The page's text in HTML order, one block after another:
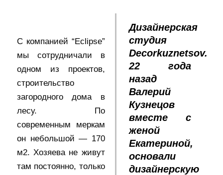
Дизайнерская
студия
Decorkuznetsov.
22 года
назад
Валерий
Кузнецов
вместе с
женой
Екатериной,
основали
дизайнерскую
С компанией “Eclipse”
мы сотрудничали в
одном из проектов,
строительство
загородного дома в
лесу. По
современным меркам
он небольшой — 170
м2. Хозяева не живут
там постоянно, только